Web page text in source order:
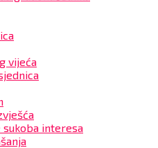
vijeća
sukoba interesa